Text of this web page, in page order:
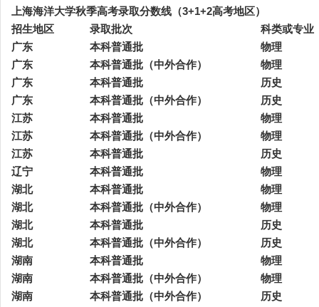
上海海洋大学秋季高考录取分数线（3+1+2高考地区）
招生地区
录取批次
科类或专业
广东
本科普通批
物理
广东
本科普通批（中外合作）
物理
广东
本科普通批
历史
广东
本科普通批（中外合作）
历史
江苏
本科普通批
物理
江苏
本科普通批（中外合作）
物理
江苏
本科普通批
历史
辽宁
本科普通批
物理
湖北
本科普通批
物理
湖北
本科普通批（中外合作）
物理
湖北
本科普通批
历史
湖北
本科普通批（中外合作）
历史
湖南
本科普通批
物理
湖南
本科普通批（中外合作）
物理
湖南
本科普通批（中外合作）
历史